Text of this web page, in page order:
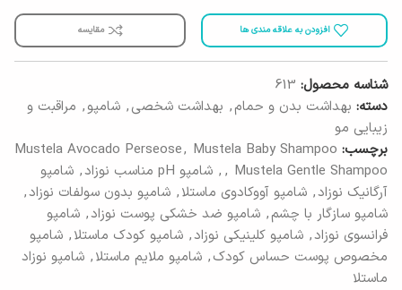
افزودن به علاقه مندی ها مقایسه
شناسه محصول: 613
دسته: بهداشت بدن و حمام, بهداشت شخصی, شامپو, مراقبت و
زیبایی مو
برچسب:
Mustela Avocado Perseose, Mustela Baby Shampoo
, Mustela Gentle Shampoo
, شامپو pH مناسب نوزاد , شامپو
آرگانیک نوزاد, شامپو آووکادوی ماستلا, شامپو بدون سولفات نوزاد,
شامپو سازگار با چشم, شامپو ضد خشکی پوست نوزاد, شامپو
فرانسوی نوزاد, شامپو کلینیکی نوزاد, شامپو کودک ماستلا, شامپو
مخصوص پوست حساس کودک, شامپو ملایم ماستلا, شامپو نوزاد
ماستلا